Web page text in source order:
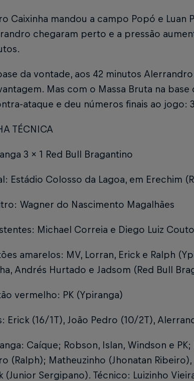
Caixinha mandou a campo Popó e Luan
chegaram perto e a pressão
da vontade, aos 42 minutos
Mas com o Massa Bruta na
ataque e deu números finais ao jogo:
TÉCNICA
3 x 1 Red Bull Bragantino
Estádio Colosso da Lagoa, em Erechim
Wagner do Nascimento Magalhães
Michael Correia e Diego Luiz
amarelos: MV, Lorran, Erick e Ralph
Andrés Hurtado e Jadsom (Red Bull
vermelho: PK (Ypiranga)
Erick (16/1T), João Pedro (10/2T),
Caíque; Robson, Islan, Windson e
(Ralph); Matheuzinho (Jhonatan
(Junior Sergipano). Técnico: Luizinho